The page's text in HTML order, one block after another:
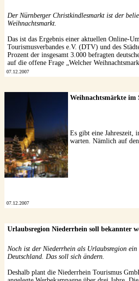
Der Nürnberger Christkindlesmarkt ist der
Weihnachtsmarkt.
Das ist das Ergebnis einer aktuellen Online-
Tourismusverbandes e.V. (DTV) und des
Prozent der insgesamt 3.000 befragten
auf die offene Frage „Welcher
07.12.2007
Weihnachtsmärkte im
Es gibt eine Jahreszeit,
warten. Nämlich auf den
07.12.2007
Urlaubsregion Niederrhein soll bekannter
Noch ist der Niederrhein als Urlaubsregion
Deutschland. Das soll sich ändern.
Deshalb plant die Niederrhein Tourismus